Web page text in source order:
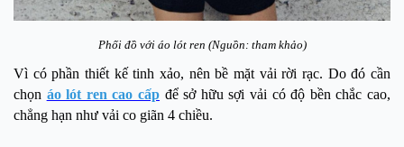
Phối đồ với áo lót ren (Nguồn: tham khảo)
Vì có phần thiết kế tinh xảo, nên bề mặt vải rời rạc. Do đó cần
chọn áo lót ren cao cấp để sở hữu sợi vải có độ bền chắc cao,
chẳng hạn như vải co giãn 4 chiều.